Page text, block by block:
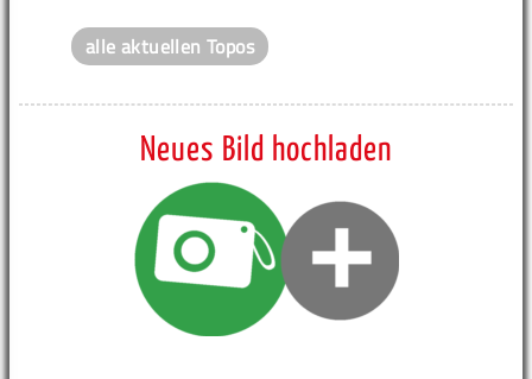
alle aktuellen Topos
Neues Bild hochladen